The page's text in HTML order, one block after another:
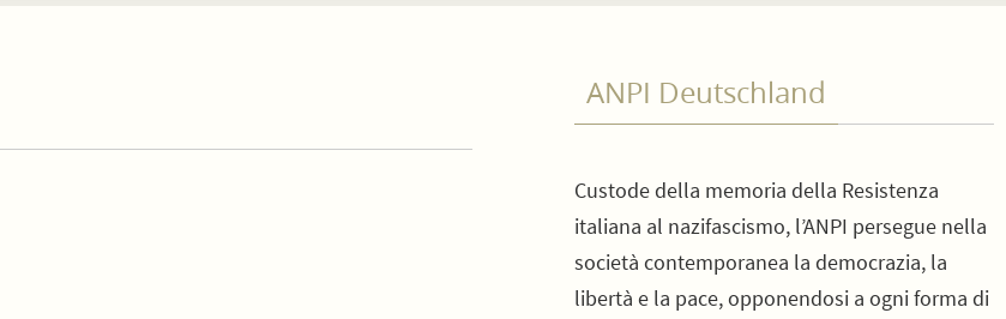
ANPI Deutschland
Custode della memoria della Resistenza
italiana al nazifascismo, l’ANPI persegue nella
società contemporanea la democrazia, la
libertà e la pace, opponendosi a ogni forma di